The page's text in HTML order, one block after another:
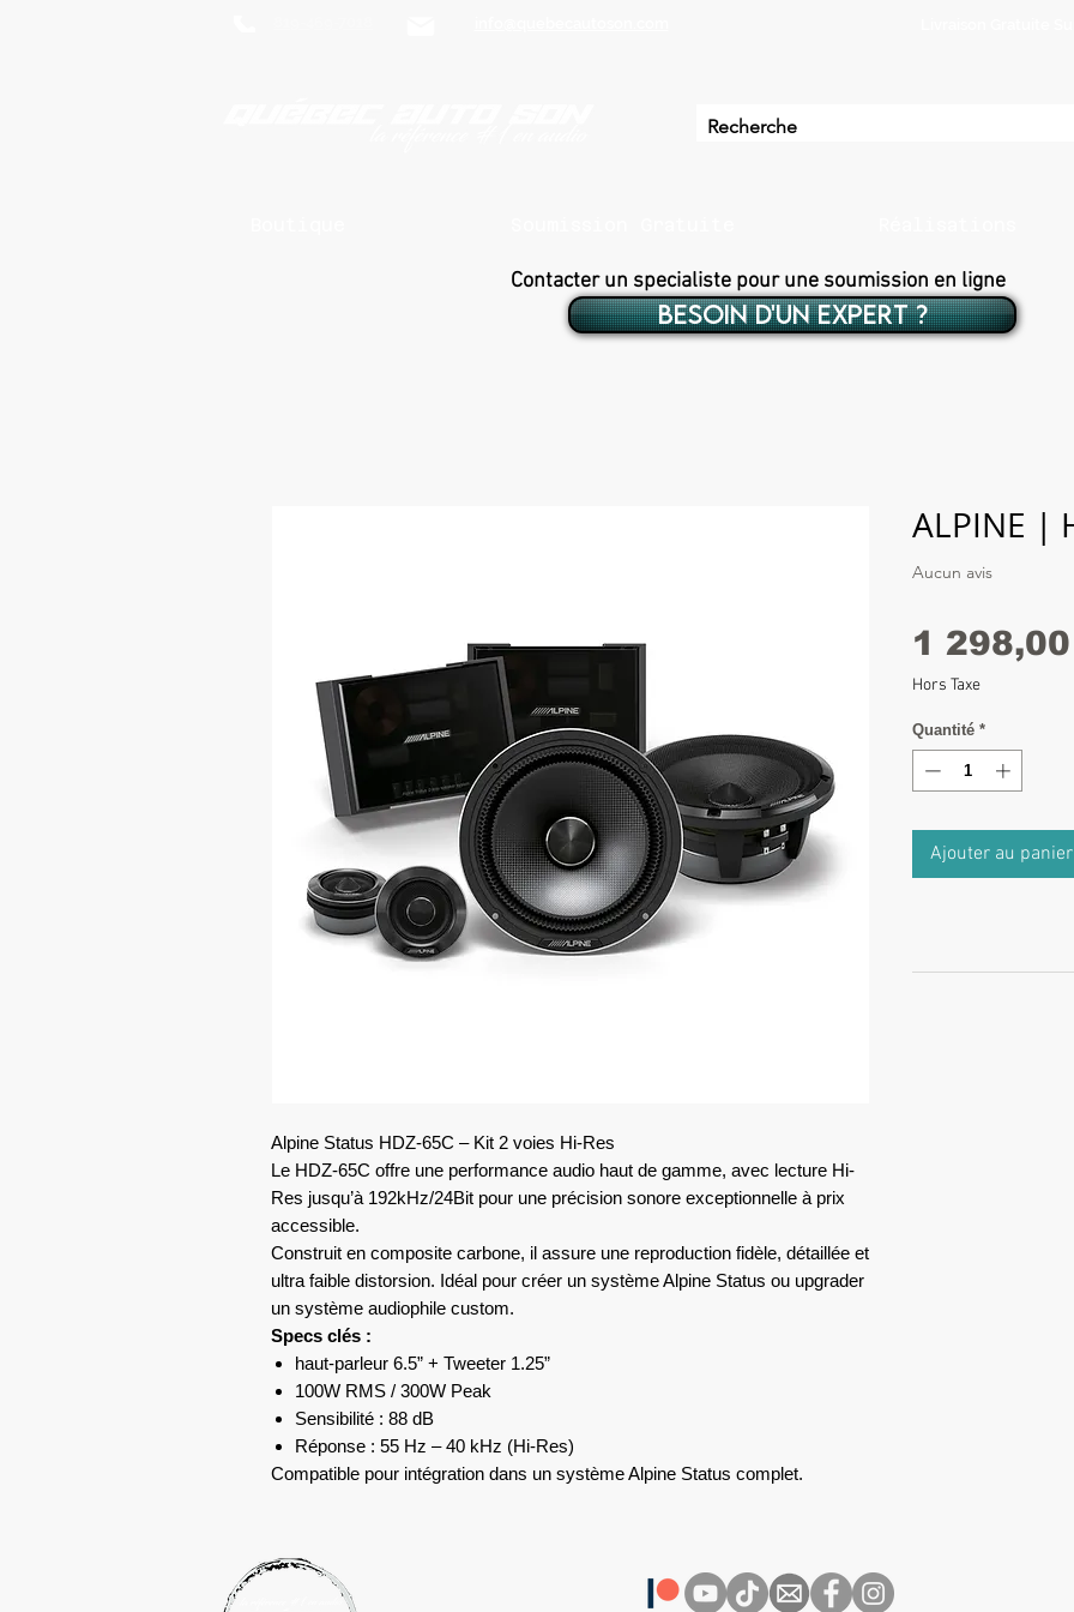
Contacter un specialiste pour une soumission en ligne
BESOIN D'UN EXPERT ?
Alpine Status HDZ-65C – Kit 2 voies Hi-Res
Le HDZ-65C offre une performance audio haut de gamme, avec lecture Hi-
Res jusqu’à 192kHz/24Bit pour une précision sonore exceptionnelle à prix
accessible.
Construit en composite carbone, il assure une reproduction fidèle, détaillée et
ultra faible distorsion. Idéal pour créer un système Alpine Status ou upgrader
un système audiophile custom.
Specs clés :
haut-parleur 6.5” + Tweeter 1.25”
100W RMS / 300W Peak
Sensibilité : 88 dB
Réponse : 55 Hz – 40 kHz (Hi-Res)
Compatible pour intégration dans un système Alpine Status complet.
ALPINE |
Aucun avis
1
Hors Taxe
Quantité *
Ajouter au panier